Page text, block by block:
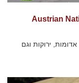
ירוקות וגם